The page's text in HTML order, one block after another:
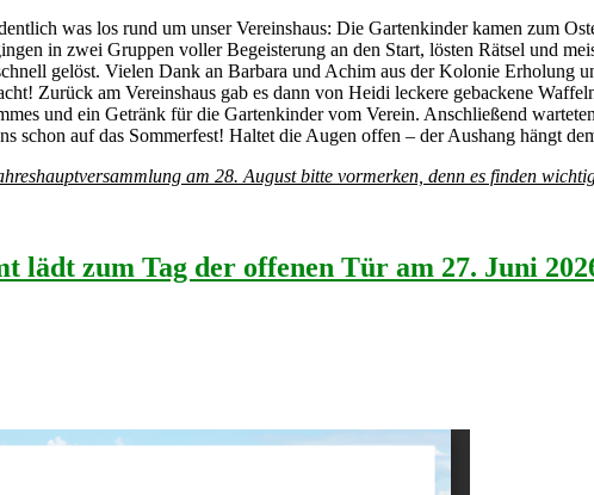
was los rund um unser Vereinshaus: Die Gartenkinder kamen zum
in zwei Gruppen voller Begeisterung an den Start, lösten Rätsel und
gelöst. Vielen Dank an Barbara und Achim aus der Kolonie
Zurück am Vereinshaus gab es dann von Heidi leckere gebackene
und ein Getränk für die Gartenkinder vom Verein. Anschließend
schon auf das Sommerfest! Haltet die Augen offen – der Aushang hängt
am 28. August bitte vormerken, denn es finden
lädt zum Tag der offenen Tür am 27. Juni